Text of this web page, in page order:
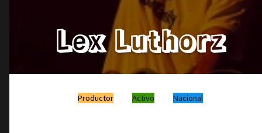
Lex Luthorz
Productor Activo Nacional